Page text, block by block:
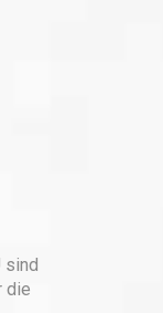
sind
die